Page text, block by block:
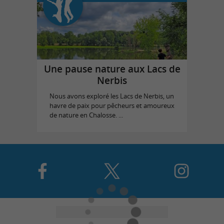
Une pause nature aux Lacs de
Nerbis
Nous avons exploré les Lacs de Nerbis, un
havre de paix pour pêcheurs et amoureux
de nature en Chalosse. ...